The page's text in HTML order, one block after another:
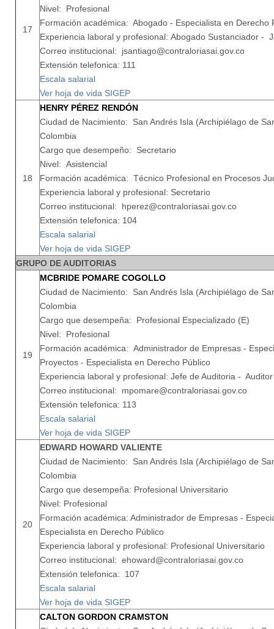
17
Nivel: Profesional
Formación académica: Abogado - Especialista en Derecho
Experiencia laboral y profesional: Abogado Sustanciador -
Correo institucional: jsantiago@contraloriasai.gov.co
Extensión telefonica: 111
Escala salarial
Ver hoja de vida SIGEP
18
HENRY PÉREZ RENDÓN
Ciudad de Nacimiento: San Andrés Isla (Archipiélago de
Colombia
Cargo que desempeño: Secretario
Nivel: Asistencial
Formación académica: Técnico Profesional en Procesos
Experiencia laboral y profesional: Secretario
Correo institucional: hperez@contraloriasai.gov.co
Extensión telefonica: 104
Escala salarial
Ver hoja de vida SIGEP
GRUPO DE AUDITORIAS
19
MCBRIDE POMARE COGOLLO
Ciudad de Nacimiento: San Andrés Isla (Archipiélago de
Colombia
Cargo que desempeña: Profesional Especializado (E)
Nivel: Profesional
Formación académica: Administrador de Empresas -
Proyectos - Especialista en Derecho Público
Experiencia laboral y profesional: Jefe de Auditoria - Auditor
Correo institucional: mpomare@contraloriasai.gov.co
Extensión telefonica: 113
Escala salarial
Ver hoja de vida SIGEP
20
EDWARD HOWARD VALIENTE
Ciudad de Nacimiento: San Andrés Isla (Archipiélago de
Colombia
Cargo que desempeña: Profesional Universitario
Nivel: Profesional
Formación académica: Administrador de Empresas -
Especialista en Derecho Público
Experiencia laboral y profesional: Profesional Universitario
Correo institucional: ehoward@contraloriasai.gov.co
Extensión telefonica: 107
Escala salarial
Ver hoja de vida SIGEP
CALTON GORDON CRAMSTON